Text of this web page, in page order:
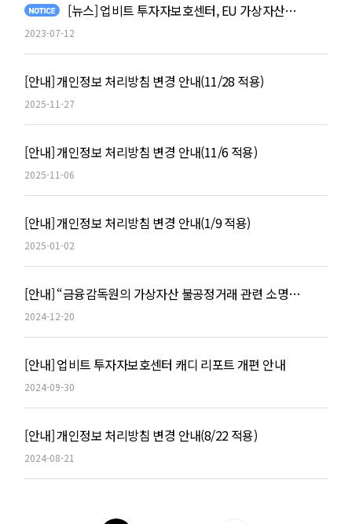
[뉴스] 업비트 투자자보호센터, EU 가상자산법 MiCA 번역본 공개
2023-07-12
[안내] 개인정보 처리방침 변경 안내(11/28 적용)
2025-11-27
[안내] 개인정보 처리방침 변경 안내(11/6 적용)
2025-11-06
[안내] 개인정보 처리방침 변경 안내(1/9 적용)
2025-01-02
[안내] “금융감독원의 가상자산 불공정거래 관련 소명자료 요청?” 사칭 메일에 주의하세요!
2024-12-20
[안내] 업비트 투자자보호센터 캐디 리포트 개편 안내
2024-09-30
[안내] 개인정보 처리방침 변경 안내(8/22 적용)
2024-08-21